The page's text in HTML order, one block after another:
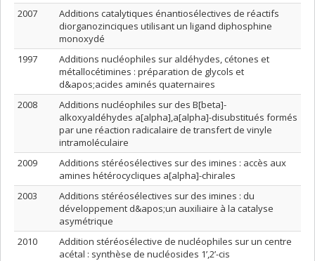
2007
Additions catalytiques énantiosélectives de réactifs
diorganozinciques utilisant un ligand diphosphine
monoxydé
1997
Additions nucléophiles sur aldéhydes, cétones et
métallocétimines : préparation de glycols et
d&apos;acides aminés quaternaires
2008
Additions nucléophiles sur des B[beta]-
alkoxyaldéhydes a[alpha],a[alpha]-disubstitués formés
par une réaction radicalaire de transfert de vinyle
intramoléculaire
2009
Additions stéréosélectives sur des imines : accès aux
amines hétérocycliques a[alpha]-chirales
2003
Additions stéréosélectives sur des imines : du
développement d&apos;un auxiliaire à la catalyse
asymétrique
2010
Addition stéréosélective de nucléophiles sur un centre
acétal : synthèse de nucléosides 1’,2’-cis